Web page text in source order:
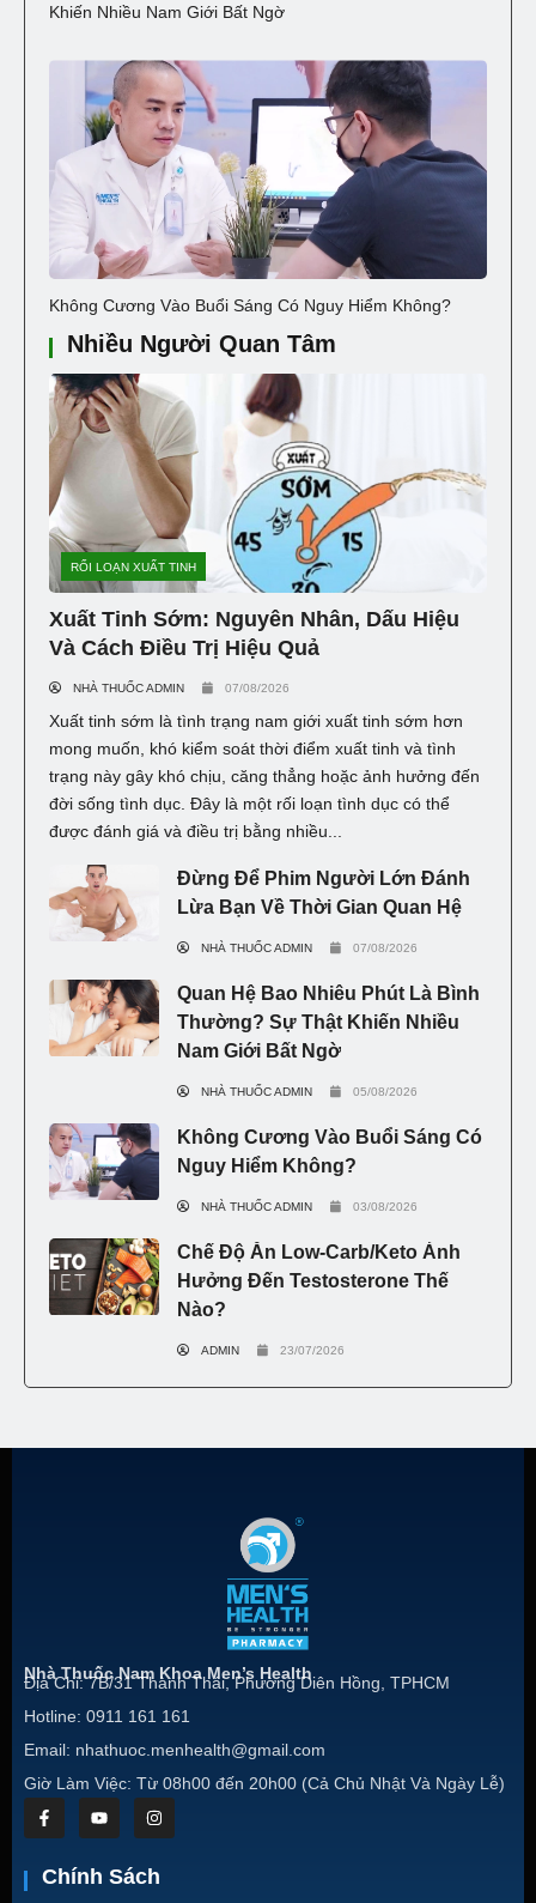
Khiến Nhiều Nam Giới Bất Ngờ
Không Cương Vào Buổi Sáng Có Nguy Hiểm Không?
Nhiều Người Quan Tâm
RỐI LOẠN XUẤT TINH
Xuất Tinh Sớm: Nguyên Nhân, Dấu Hiệu
Và Cách Điều Trị Hiệu Quả
NHÀ THUỐC ADMIN 07/08/2026
Xuất tinh sớm là tình trạng nam giới xuất tinh sớm hơn
mong muốn, khó kiểm soát thời điểm xuất tinh và tình
trạng này gây khó chịu, căng thẳng hoặc ảnh hưởng đến
đời sống tình dục. Đây là một rối loạn tình dục có thể
được đánh giá và điều trị bằng nhiều...
Đừng Để Phim Người Lớn Đánh
Lừa Bạn Về Thời Gian Quan Hệ
NHÀ THUỐC ADMIN 07/08/2026
Quan Hệ Bao Nhiêu Phút Là Bình
Thường? Sự Thật Khiến Nhiều
Nam Giới Bất Ngờ
NHÀ THUỐC ADMIN 05/08/2026
Không Cương Vào Buổi Sáng Có
Nguy Hiểm Không?
NHÀ THUỐC ADMIN 03/08/2026
Chế Độ Ăn Low-Carb/Keto Ảnh
Hưởng Đến Testosterone Thế
Nào?
ADMIN 23/07/2026
Nhà Thuốc Nam Khoa Men’s Health
Địa Chỉ: 7B/31 Thành Thái, Phường Diên Hồng, TPHCM
Hotline: 0911 161 161
Email: nhathuoc.menhealth@gmail.com
Giờ Làm Việc: Từ 08h00 đến 20h00 (Cả Chủ Nhật Và Ngày Lễ)
Chính Sách